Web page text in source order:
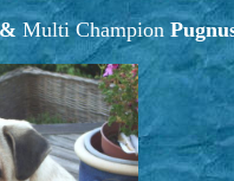
Multi Champion